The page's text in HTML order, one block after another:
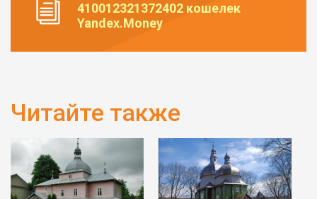
410012321372402 кошелек
Yandex.Money
Читайте также